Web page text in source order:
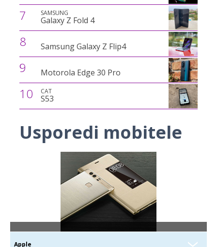
7 SAMSUNG
Galaxy Z Fold 4
8 Samsung Galaxy Z Flip4
9 Motorola Edge 30 Pro
10 CAT
S53
Usporedi mobitele